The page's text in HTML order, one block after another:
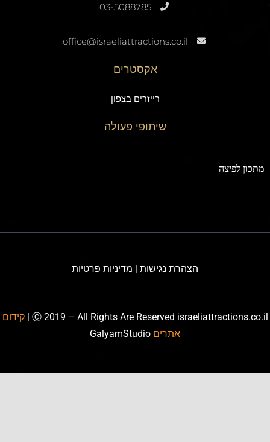
03-5088785
office@israeliattractions.co.il
אקסטרים
רייזרים בצפון
שיתופי פעולה
לפיצה
הצהרת נגישות|מדיניות פרטיות
Ⓒ 2019 – All Rights Are Reserved
קידום
אתרים GalyamStudio